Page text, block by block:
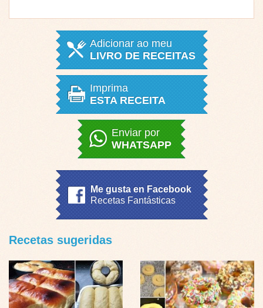
Adicionar ao meu
LIVRO DE RECEITAS
Imprima
ESTA RECEITA
Enviar por
WHATSAPP
Me gusta en Facebook
Recetas Fantásticas
Recetas sugeridas